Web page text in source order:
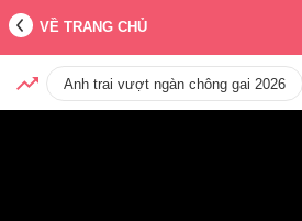
VỀ TRANG CHỦ
Anh trai vượt ngàn chông gai 2026